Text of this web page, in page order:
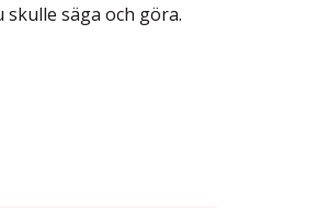
säga och göra.